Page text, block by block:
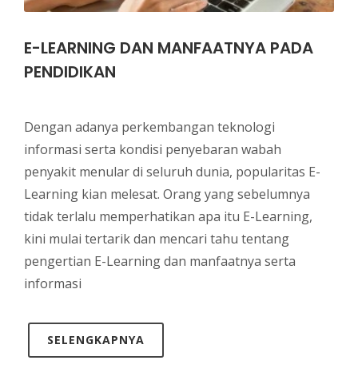
E-LEARNING DAN MANFAATNYA PADA
PENDIDIKAN
Dengan adanya perkembangan teknologi
informasi serta kondisi penyebaran wabah
penyakit menular di seluruh dunia, popularitas E-
Learning kian melesat. Orang yang sebelumnya
tidak terlalu memperhatikan apa itu E-Learning,
kini mulai tertarik dan mencari tahu tentang
pengertian E-Learning dan manfaatnya serta
informasi
SELENGKAPNYA